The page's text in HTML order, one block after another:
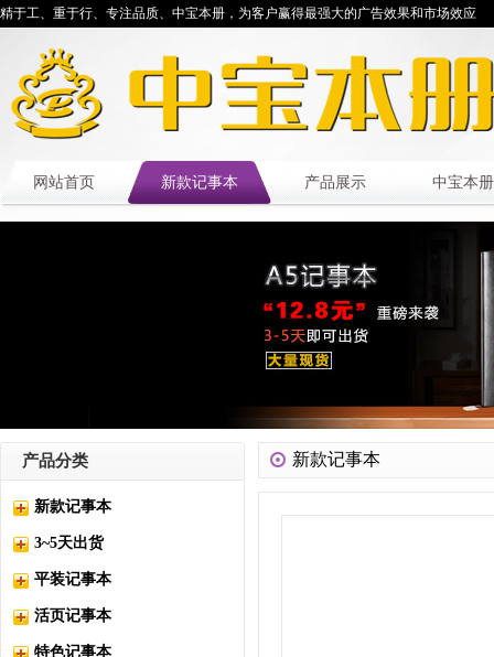
精于工、重于行、专注品质、中宝本册，为客户赢得最强大的广告效果和市场效应
网站首页 新款记事本 产品展示 中宝本
产品分类
新款记事本
3~5天出货
平装记事本
活页记事本
特色记事本
新款记事本